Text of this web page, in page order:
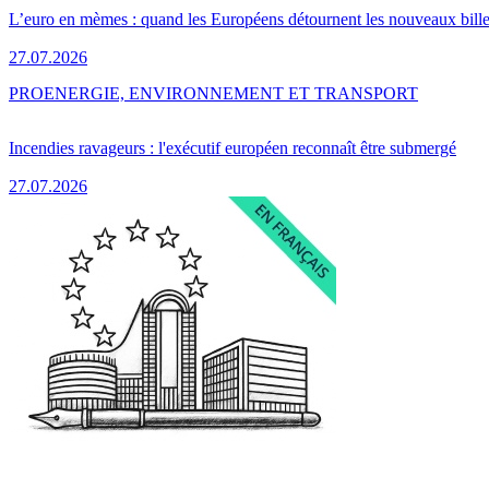
L’euro en mèmes : quand les Européens détournent les nouveaux
27.07.2026
Incendies ravageurs : l'exécutif européen reconnaît être submergé
27.07.2026
PROENERGIE, ENVIRONNEMENT ET TRANSPORT